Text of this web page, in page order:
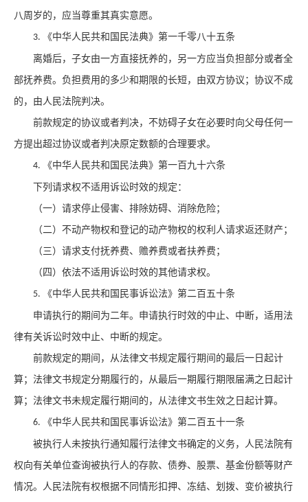
八周岁的，应当尊重其真实意愿。
3. 《中华人民共和国民法典》第一千零八十五条
离婚后，子女由一方直接抚养的，另一方应当负担部分或者全
部抚养费。负担费用的多少和期限的长短，由双方协议；协议不成
的，由人民法院判决。
前款规定的协议或者判决，不妨碍子女在必要时向父母任何一
方提出超过协议或者判决原定数额的合理要求。
4. 《中华人民共和国民法典》第一百九十六条
下列请求权不适用诉讼时效的规定：
（一）请求停止侵害、排除妨碍、消除危险；
（二）不动产物权和登记的动产物权的权利人请求返还财产；
（三）请求支付抚养费、赡养费或者扶养费；
（四）依法不适用诉讼时效的其他请求权。
5. 《中华人民共和国民事诉讼法》第二百五十条
申请执行的期间为二年。申请执行时效的中止、中断，适用法
律有关诉讼时效中止、中断的规定。
前款规定的期间，从法律文书规定履行期间的最后一日起计
算；法律文书规定分期履行的，从最后一期履行期限届满之日起计
算；法律文书未规定履行期间的，从法律文书生效之日起计算。
6. 《中华人民共和国民事诉讼法》第二百五十一条
被执行人未按执行通知履行法律文书确定的义务，人民法院有
权向有关单位查询被执行人的存款、债券、股票、基金份额等财产
情况。人民法院有权根据不同情形扣押、冻结、划拨、变价被执行